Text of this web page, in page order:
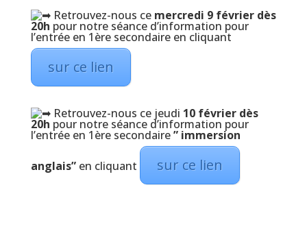
Retrouvez-nous ce mercredi 9 février dès
20h pour notre séance d’information pour
l’entrée en 1ère secondaire en cliquant
sur ce lien
Retrouvez-nous ce jeudi 10 février dès
20h pour notre séance d’information pour
l’entrée en 1ère secondaire” immersion
anglais”en cliquant sur ce lien